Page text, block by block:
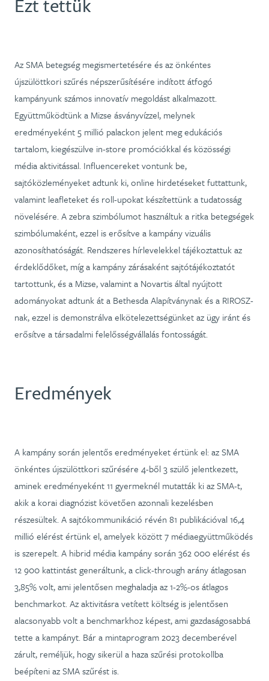
Az SMA betegség megismertetésére és az önkéntes
újszülöttkori szűrés népszerűsítésére indított átfogó
kampányunk számos innovatív megoldást alkalmazott.
Együttműködtünk a Mizse ásványvízzel, melynek
eredményeként 5 millió palackon jelent meg edukációs
tartalom, kiegészülve in-store promóciókkal és közösségi
média aktivitással. Influencereket vontunk be,
sajtóközleményeket adtunk ki, online hirdetéseket futtattunk,
valamint leafleteket és roll-upokat készítettünk a tudatosság
növelésére. A zebra szimbólumot használtuk a ritka betegségek
szimbólumaként, ezzel is erősítve a kampány vizuális
azonosíthatóságát. Rendszeres hírlevelekkel tájékoztattuk az
érdeklődőket, míg a kampány zárásaként sajtótájékoztatót
tartottunk, és a Mizse, valamint a Novartis által nyújtott
adományokat adtunk át a Bethesda Alapítványnak és a RIROSZ-
nak, ezzel is demonstrálva elkötelezettségünket az ügy iránt és
erősítve a társadalmi felelősségvállalás fontosságát.
Eredmények
A kampány során jelentős eredményeket értünk el: az SMA
önkéntes újszülöttkori szűrésére 4-ből 3 szülő jelentkezett,
aminek eredményeként 11 gyermeknél mutatták ki az SMA-t,
akik a korai diagnózist követően azonnali kezelésben
részesültek. A sajtókommunikáció révén 81 publikációval 16,4
millió elérést értünk el, amelyek között 7 médiaegyüttműködés
is szerepelt. A hibrid média kampány során 362 000 elérést és
12 900 kattintást generáltunk, a click-through arány átlagosan
3,85% volt, ami jelentősen meghaladja az 1-2%-os átlagos
benchmarkot. Az aktivitásra vetített költség is jelentősen
alacsonyabb volt a benchmarkhoz képest, ami gazdaságosabbá
tette a kampányt. Bár a mintaprogram 2023 decemberével
zárult, reméljük, hogy sikerül a haza szűrési protokollba
beépíteni az SMA szűrést is.